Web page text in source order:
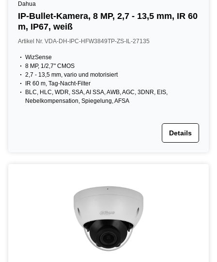
Dahua
IP-Bullet-Kamera, 8 MP, 2,7 - 13,5 mm, IR 60
m, IP67, weiß
Artikel Nr. VDA-DH-IPC-HFW3849TP-ZS-IL-27135
WizSense
8 MP, 1/2,7" CMOS
2,7 - 13,5 mm, vario und motorisiert
IR 60 m, Tag-Nacht-Filter
BLC, HLC, WDR, SSA, AI SSA, AWB, AGC, 3DNR, EIS,
Nebelkompensation, Spiegelung, AFSA
Details